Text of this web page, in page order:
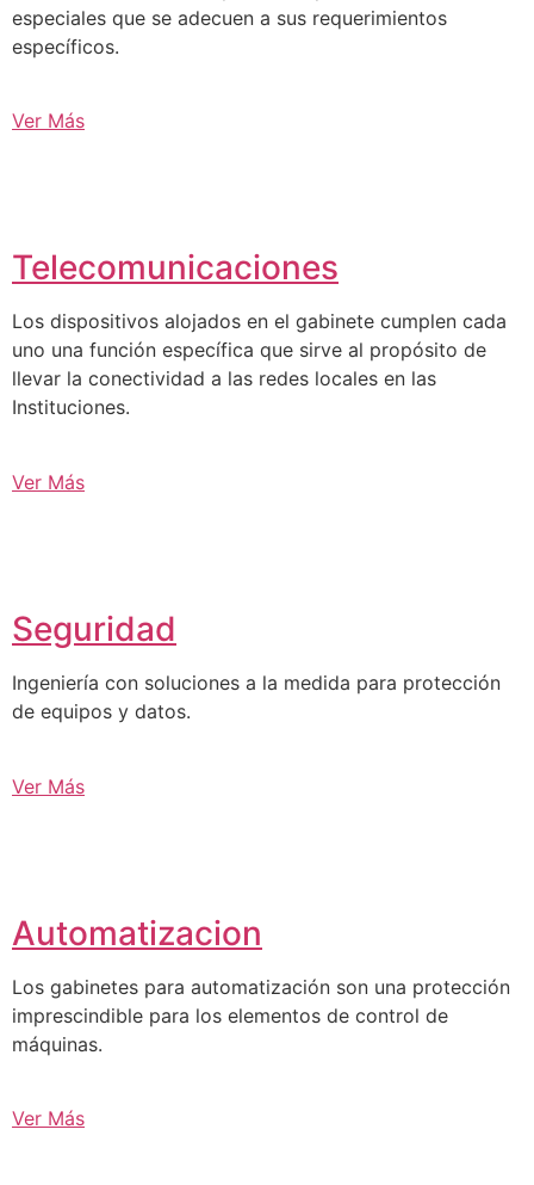
especiales que se adecuen a sus requerimientos
específicos.
Ver Más
Telecomunicaciones
Los dispositivos alojados en el gabinete cumplen cada
uno una función específica que sirve al propósito de
llevar la conectividad a las redes locales en las
Instituciones.
Ver Más
Seguridad
Ingeniería con soluciones a la medida para protección
de equipos y datos.
Ver Más
Automatizacion
Los gabinetes para automatización son una protección
imprescindible para los elementos de control de
máquinas.
Ver Más